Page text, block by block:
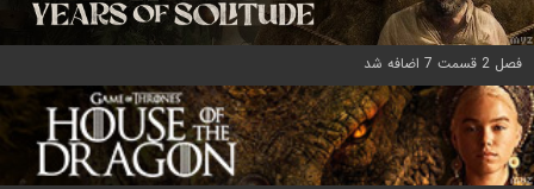
فصل 2 قسمت 7 اضافه شد